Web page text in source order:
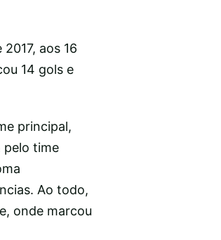
aos 16
14 gols e
principal,
pelo time
Ao todo,
onde marcou